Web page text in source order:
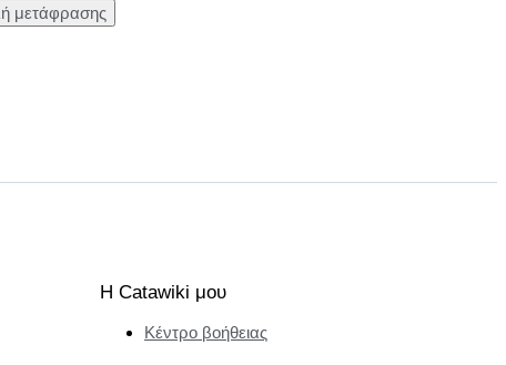
μετάφρασης
Η Catawiki μου
Κέντρο βοήθειας